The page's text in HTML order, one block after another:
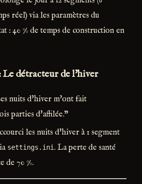
réel) via les paramètres du
: 40 % de temps de construction en
Le détracteur de l'hiver
nuits d'hiver m'ont fait
parties d'affilée."
les nuits d'hiver à 1 segment
settings.ini . La perte de santé
de 70 %.